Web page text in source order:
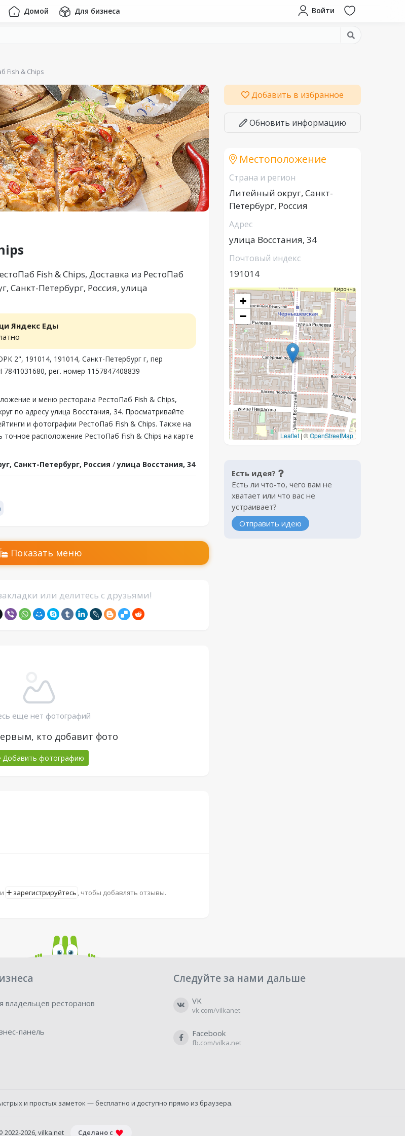
Домой Для бизнеса Войти
Fish & Chips
Fish & Chips, Доставка из РестоПаб
Санкт-Петербург, Россия, улица
Яндекс Еды
2", 191014, 191014, Санкт-Петербург г, пер
рег. номер 1157847408839
и меню ресторана РестоПаб Fish & Chips,
по адресу улица Восстания, 34. Просматривайте
и фотографии РестоПаб Fish & Chips. Также на
расположение РестоПаб Fish & Chips на карте
Санкт-Петербург, Россия /улица Восстания, 34
Показать меню
или делитесь с друзьями!
еще нет фотографий
кто добавит фото
Добавить фотографию
зарегистрируйтесь , чтобы добавлять отзывы.
Добавить в избранное
Обновить информацию
Местоположение
Страна и регион
Литейный округ, Санкт-
Петербург, Россия
Адрес
улица Восстания, 34
Почтовый индекс
191014
+
−
Leaflet | ©OpenStreetMap
Есть идея?
Есть ли что-то, чего вам не
хватает или что вас не
устраивает?
Отправить идею
владельцев ресторанов
панель
Следуйте за нами дальше
VK
vk.com/vilkanet
Facebook
fb.com/vilka.net
и простых заметок — бесплатно и доступно прямо из браузера.
2022-2026, vilka.net Сделано с